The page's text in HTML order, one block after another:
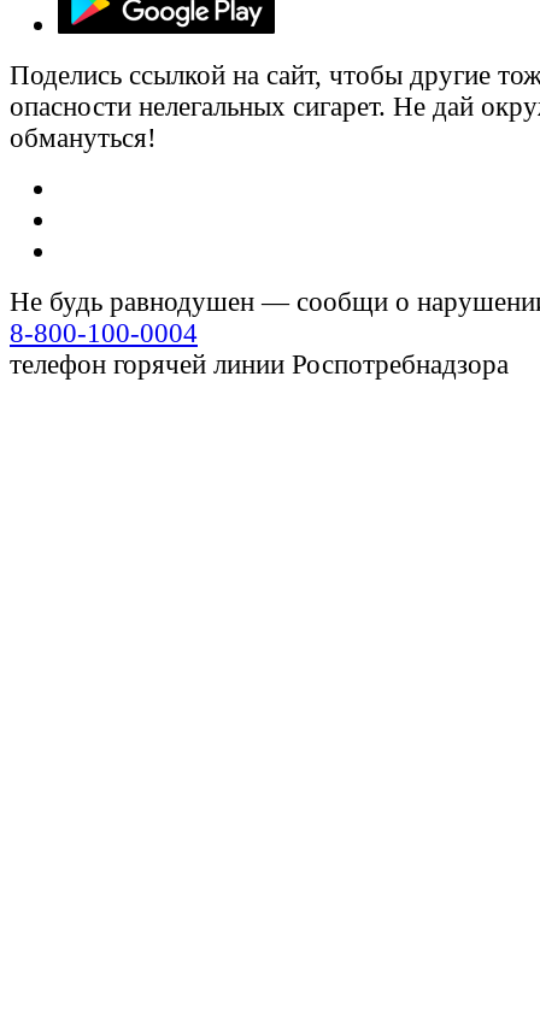
Поделись ссылкой на сайт, чтобы другие
опасности нелегальных сигарет. Не дай
обмануться!
Не будь равнодушен — сообщи о
8-800-100-0004
телефон горячей линии Роспотребнадзора